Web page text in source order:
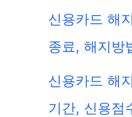
신용카드 해
종료, 해지방
신용카드 해
기간, 신용점